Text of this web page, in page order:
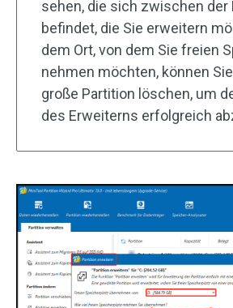
sehen, die sich zwischen der
befindet, die Sie erweitern
dem Ort, von dem Sie freien
nehmen möchten, können
große Partition löschen, um
des Erweiterns erfolgreich